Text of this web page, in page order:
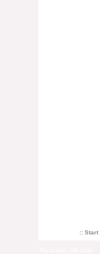
:: Start